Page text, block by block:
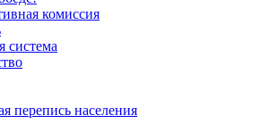
комиссия
система
перепись населения